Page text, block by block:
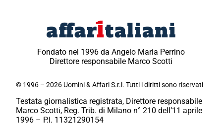
Fondato nel 1996 da Angelo Maria Perrino
Direttore responsabile Marco Scotti
© 1996 – 2026 Uomini & Affari S.r.l. Tutti i diritti sono riservati
Testata giornalistica registrata, Direttore responsabile
Marco Scotti, Reg. Trib. di Milano n° 210 dell’11 aprile
1996 – P.I. 11321290154